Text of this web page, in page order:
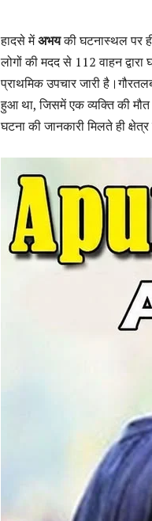
हादसे मेंअभयकी घटनास्थल पर
लोगों की मदद से 112 वाहन
प्राथमिक उपचार जारी
हुआ था, जिसमें एक व्यक्ति की
घटना की जानकारी मिलते ही